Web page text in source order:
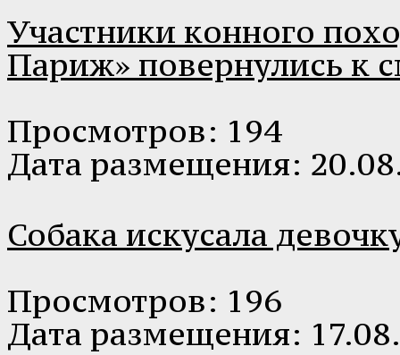
Участники конного
Париж» повернулись к
Просмотров: 194
Дата размещения:
Собака искусала
Просмотров: 196
Дата размещения: